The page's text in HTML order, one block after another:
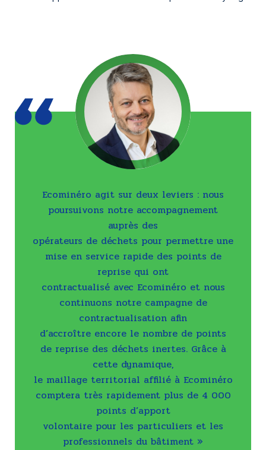
Ecominéro agit sur deux leviers : nous
poursuivons notre accompagnement
auprès des
opérateurs de déchets pour permettre une
mise en service rapide des points de
reprise qui ont
contractualisé avec Ecominéro et nous
continuons notre campagne de
contractualisation afin
d’accroître encore le nombre de points
de reprise des déchets inertes. Grâce à
cette dynamique,
le maillage territorial affilié à Ecominéro
comptera très rapidement plus de 4 000
points d’apport
volontaire pour les particuliers et les
professionnels du bâtiment »